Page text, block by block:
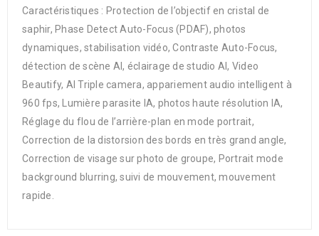
Caractéristiques : Protection de l’objectif en cristal de
saphir, Phase Detect Auto-Focus (PDAF), photos
dynamiques, stabilisation vidéo, Contraste Auto-Focus,
détection de scène AI, éclairage de studio AI, Video
Beautify, AI Triple camera, appariement audio intelligent à
960 fps, Lumière parasite IA, photos haute résolution IA,
Réglage du flou de l’arrière-plan en mode portrait,
Correction de la distorsion des bords en très grand angle,
Correction de visage sur photo de groupe, Portrait mode
background blurring, suivi de mouvement, mouvement
rapide.